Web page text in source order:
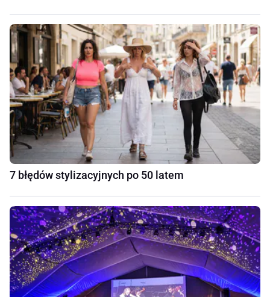
7 błędów stylizacyjnych po 50 latem